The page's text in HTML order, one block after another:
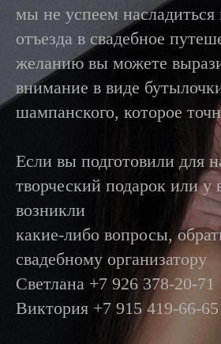
мы не успеем насладиться
отъезда в свадебное
желанию вы можете
внимание в виде
шампанского, которое
Если вы подготовили для
творческий подарок или у
возникли
какие-либо вопросы,
свадебному организатору
Светлана +7 926 378-20-71
Виктория +7 915 419-66-65